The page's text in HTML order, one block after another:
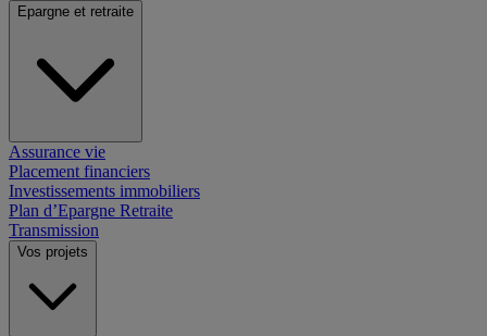
Epargne et retraite
Assurance vie
Placement financiers
Investissements immobiliers
Plan d’Epargne Retraite
Transmission
Vos projets